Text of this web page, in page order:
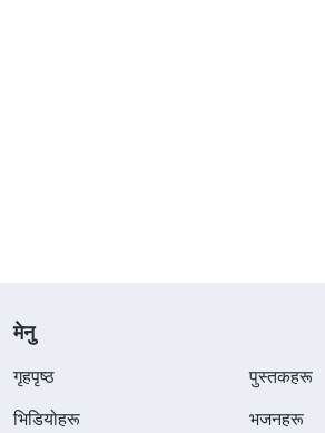
मेनु
गृहपृष्ठ
पुस्तकहरू
भिडियोहरू
भजनहरू